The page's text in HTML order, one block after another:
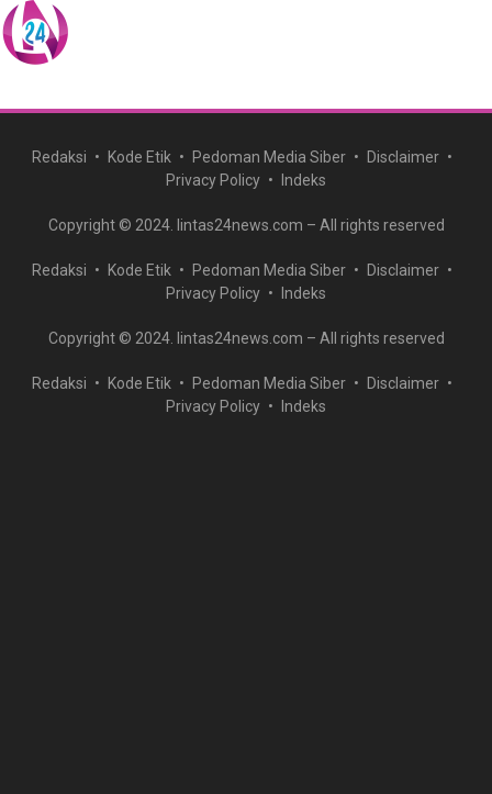
Redaksi Kode Etik Pedoman Media Siber
Disclaimer
Privacy Policy
Indeks
Copyright © 2024. lintas24news.com – All rights reserved
Redaksi Kode Etik Pedoman Media Siber
Disclaimer
Privacy Policy
Indeks
Copyright © 2024. lintas24news.com – All rights reserved
Redaksi Kode Etik Pedoman Media Siber
Disclaimer
Privacy Policy
Indeks